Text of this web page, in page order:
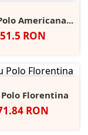
Americana...
RON
Florentina
RON